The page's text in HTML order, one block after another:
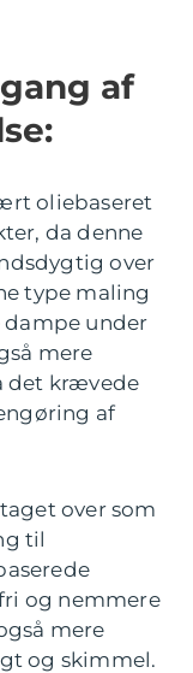
af
oliebaseret
da denne
over
type maling
under
mere
det krævede
af
over som
til
og nemmere
mere
og skimmel.